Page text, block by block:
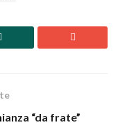
“da frate”